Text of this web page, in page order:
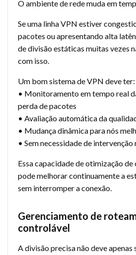
O ambiente de rede muda em
Se uma linha VPN estiver
pacotes ou apresentando alta
de divisão estáticas muitas vezes
com isso.
Um bom sistema de VPN deve ter:
• Monitoramento em tempo real
perda de pacotes
• Avaliação automática da
• Mudança dinâmica para nós
• Sem necessidade de
Essa capacidade de otimização
pode melhorar continuamente a
sem interromper a conexão.
Gerenciamento de
controlável
A divisão precisa não deve apenas